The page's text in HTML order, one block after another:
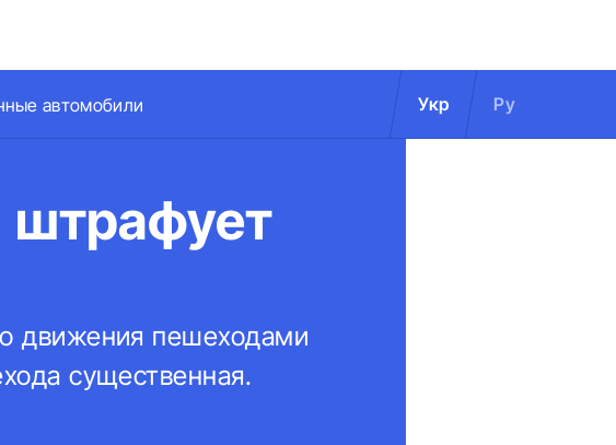
автомобили Укр Ру
штрафует
движения пешеходами
существенная.